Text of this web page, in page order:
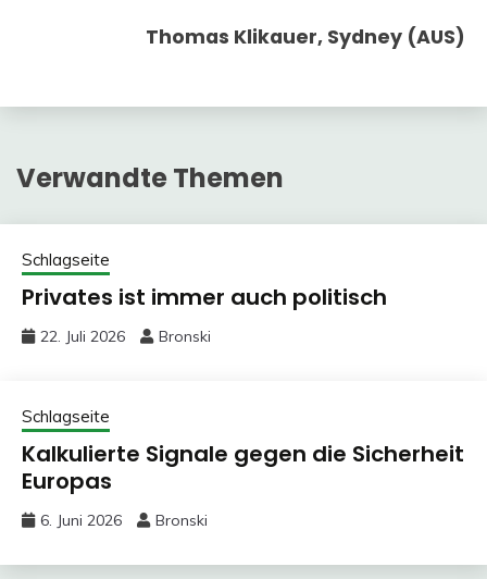
Thomas Klikauer, Sydney (AUS)
Verwandte Themen
Schlagseite
Privates ist immer auch politisch
22. Juli 2026 Bronski
Schlagseite
Kalkulierte Signale gegen die Sicherheit
Europas
6. Juni 2026 Bronski